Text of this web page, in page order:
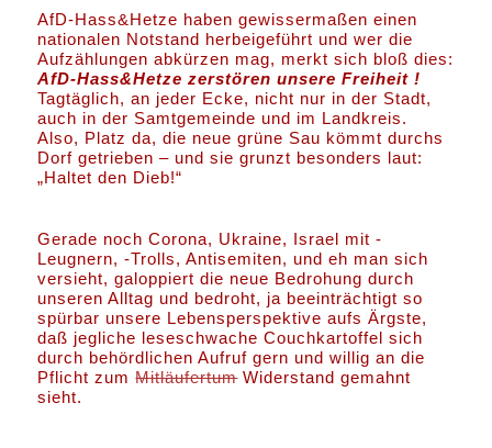
AfD-Hass&Hetze haben gewissermaßen einen
nationalen Notstand herbeigeführt und wer die
Aufzählungen abkürzen mag, merkt sich bloß dies:
AfD-Hass&Hetze zerstören unsere Freiheit !
Tagtäglich, an jeder Ecke, nicht nur in der Stadt,
auch in der Samtgemeinde und im Landkreis.
Also, Platz da, die neue grüne Sau kömmt durchs
Dorf getrieben – und sie grunzt besonders laut:
„Haltet den Dieb!“
Gerade noch Corona, Ukraine, Israel mit -
Leugnern, -Trolls, Antisemiten, und eh man sich
versieht, galoppiert die neue Bedrohung durch
unseren Alltag und bedroht, ja beeinträchtigt so
spürbar unsere Lebensperspektive aufs Ärgste,
daß jegliche leseschwache Couchkartoffel sich
durch behördlichen Aufruf gern und willig an die
Pflicht zumMitläufertumWiderstand gemahnt
sieht.